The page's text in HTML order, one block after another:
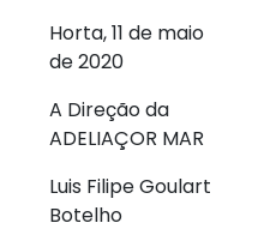
Horta, 11 de maio
de 2020
A Direção da
ADELIAÇOR MAR
Luis Filipe Goulart
Botelho